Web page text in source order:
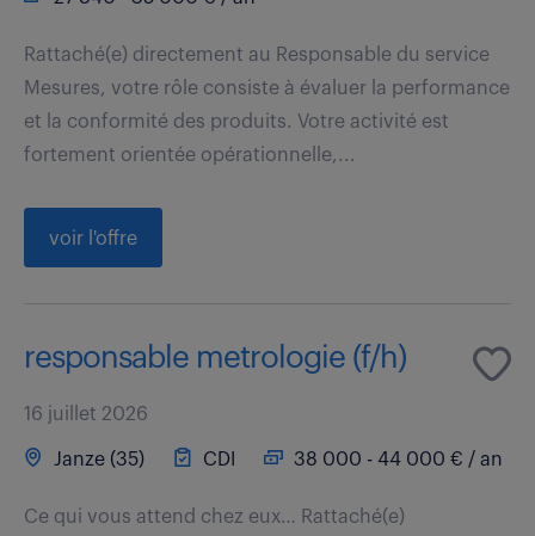
Rattaché(e) directement au Responsable du service
Mesures, votre rôle consiste à évaluer la performance
et la conformité des produits. Votre activité est
fortement orientée opérationnelle,...
voir l'offre
responsable metrologie (f/h)
16 juillet 2026
Janze (35) CDI 38 000 - 44 000 € / an
Ce qui vous attend chez eux… Rattaché(e)